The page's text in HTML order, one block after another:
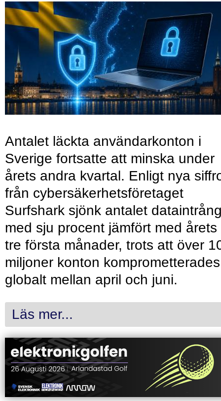
Antalet läckta användarkonton i
Sverige fortsatte att minska under
årets andra kvartal. Enligt nya
från cybersäkerhetsföretaget
Surfshark sjönk antalet
med sju procent jämfört med årets
tre första månader, trots att över
miljoner konton komprometterades
globalt mellan april och juni.
Läs mer...